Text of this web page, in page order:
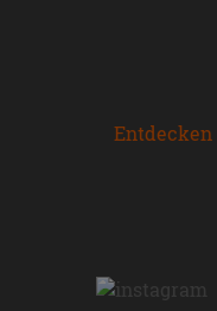
Entdecken